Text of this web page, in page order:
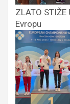
ZLATO
Evropu